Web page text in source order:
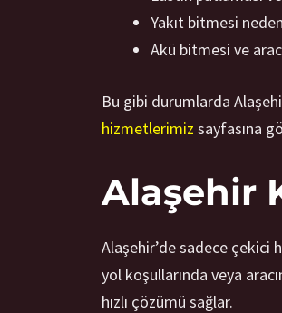
Yakıt bitmesi
Akü bitmesi ve
Bu gibi durumlarda
hizmetlerimiz sayfasına
Alaşehir
Alaşehir’de sadece çekici
yol koşullarında veya
hızlı çözümü sağlar.